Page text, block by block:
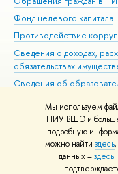
Мы используем
НИУ ВШЭ и
подробную
можно найти здесь,
данных –здесь
Фонд целевого капитала
Противодействие
Сведения о доходах,
обязательствах
Сведения об
Людям с ограниченными
Единая платежная
Работа в Вышке